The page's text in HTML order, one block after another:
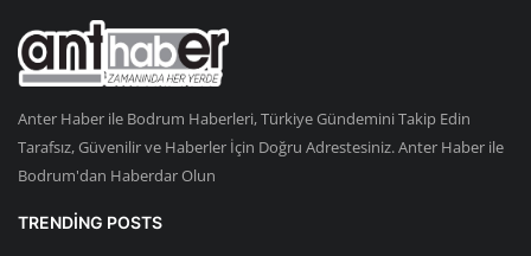
Anter Haber ile Bodrum Haberleri, Türkiye Gündemini Takip Edin
Tarafsız, Güvenilir ve Haberler İçin Doğru Adrestesiniz. Anter Haber ile
Bodrum'dan Haberdar Olun
TRENDING POSTS